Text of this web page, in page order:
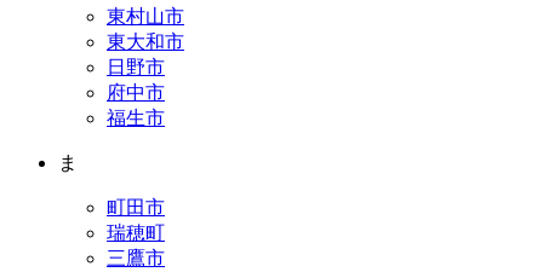
東村山市
東大和市
日野市
府中市
福生市
ま
町田市
瑞穂町
三鷹市